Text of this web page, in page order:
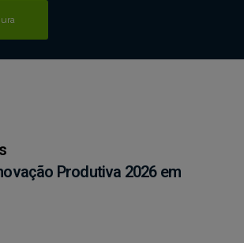
Produtiva 2026 em